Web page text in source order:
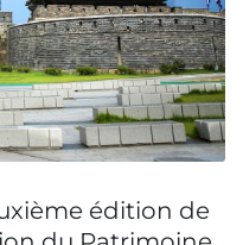
édition de